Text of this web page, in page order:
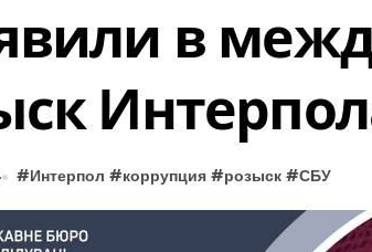
в
#Интерпол #коррупция #розыск #СБУ